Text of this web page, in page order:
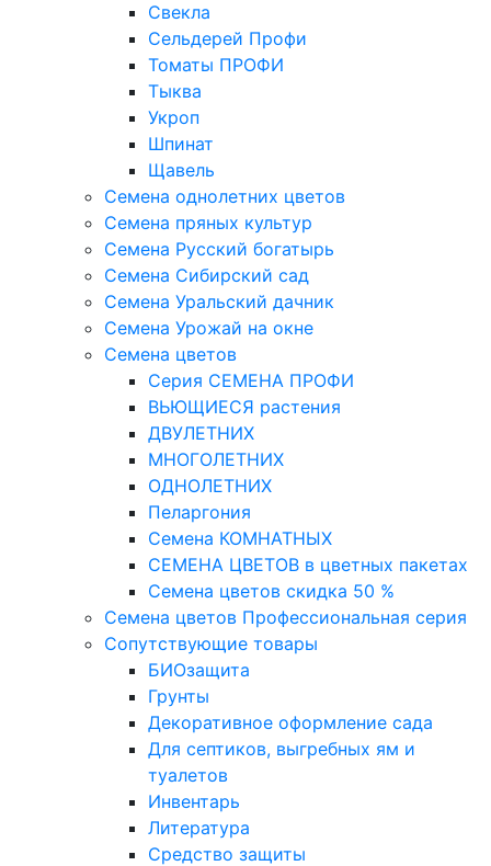
Свекла
Сельдерей Профи
Томаты ПРОФИ
Тыква
Укроп
Шпинат
Щавель
Семена однолетних цветов
Семена пряных культур
Семена Русский богатырь
Семена Сибирский сад
Семена Уральский дачник
Семена Урожай на окне
Семена цветов
Cерия CЕМЕНА ПРОФИ
ВЬЮЩИЕСЯ растения
ДВУЛЕТНИХ
МНОГОЛЕТНИХ
ОДНОЛЕТНИХ
Пеларгония
Семена КОМНАТНЫХ
СЕМЕНА ЦВЕТОВ в цветных пакетах
Семена цветов скидка 50 %
Семена цветов Профессиональная серия
Сопутствующие товары
БИОзащита
Грунты
Декоративное оформление сада
Для септиков, выгребных ям и
туалетов
Инвентарь
Литература
Средство защиты